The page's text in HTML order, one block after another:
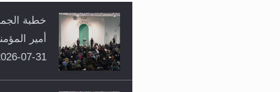
خطبة
أمير
31-07-2026